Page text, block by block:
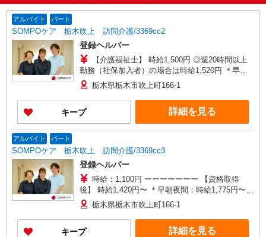
掲載期間終了
アルバイト パート
SOMPOケア 栃木吹上 訪問介護/3369cc2
登録ヘルパー
【介護福祉士】 時給1,500円 ◎週20時間以上
勤務（社保加入者）の場合は時給1,520円 ＊早朝
夜間（〜8:00、18:00〜）：時給1,875円〜 ＊日曜
祝日：時給1,800円〜 【実務者研修・初任者研修
（ヘルパー1級・2級）】 時給1,420円 ◎週20時間
以上勤務（社保加入者）の場合は時給1,440円 ＊
早朝夜間（〜8:00、18:00〜）：時給1,775円〜 ＊
が同時給 ◎キャンセル手当：職務時給の60％支給
栃木県栃木市吹上町166-1
キープ 詳細を見る
アルバイト パート
SOMPOケア 栃木吹上 訪問介護/3369cc3
登録ヘルパー
時給：1,100円 ーーーーーーー 【資格取得
後】 時給1,420円〜 ＊早朝夜間：時給1,775円〜
＊日曜祝日：時給1,720円〜 ーーーーーーー
栃木県栃木市吹上町166-1
キープ 詳細を見る